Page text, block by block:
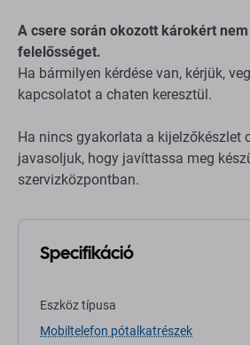
A csere során okozott károkért
felelősséget.
Ha bármilyen kérdése van, kérjük,
kapcsolatot a chaten keresztül.
Ha nincs gyakorlata a kijelzőkészlet
javasoljuk, hogy javíttassa meg
szervizközpontban.
Specifikáció
Eszköz típusa
Mobiltelefon pótalkatrészek